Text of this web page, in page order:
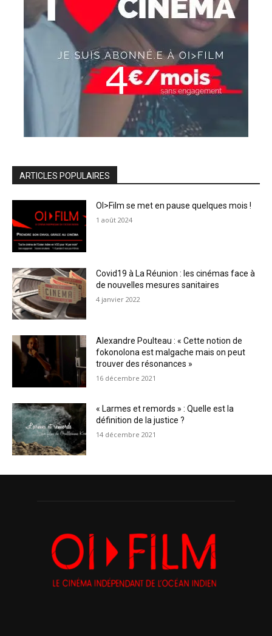
ARTICLES POPULAIRES
OI>Film se met en pause quelques mois !
1 août 2024
Covid19 à La Réunion : les cinémas face à
de nouvelles mesures sanitaires
4 janvier 2022
Alexandre Poulteau : « Cette notion de
fokonolona est malgache mais on peut
trouver des résonances »
16 décembre 2021
« Larmes et remords » : Quelle est la
définition de la justice ?
14 décembre 2021